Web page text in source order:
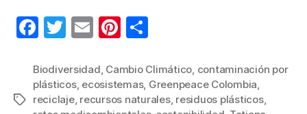
F
c
e
T
tt
er
E
ail
Pi
er
e
m
p
Etiquetas
Biodiversidad, Cambio Climático, contaminación por
plásticos, ecosistemas, Greenpeace Colombia,
reciclaje, recursos naturales, residuos plásticos,